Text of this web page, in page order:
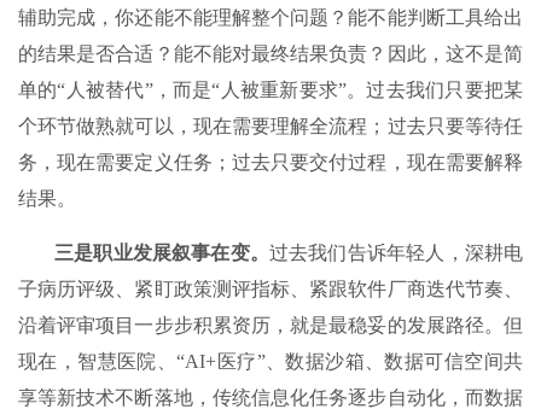
辅助完成，你还能不能理解整个问题？能不能判断工具给出
的结果是否合适？能不能对最终结果负责？因此，这不是简
单的“人被替代”，而是“人被重新要求”。过去我们只要把某
个环节做熟就可以，现在需要理解全流程；过去只要等待任
务，现在需要定义任务；过去只要交付过程，现在需要解释
结果。
三是职业发展叙事在变。 过去我们告诉年轻人，深耕电
子病历评级、紧盯政策测评指标、紧跟软件厂商迭代节奏、
沿着评审项目一步步积累资历，就是最稳妥的发展路径。但
现在，智慧医院、“AI+医疗”、数据沙箱、数据可信空间共
享等新技术不断落地，传统信息化任务逐步自动化，而数据